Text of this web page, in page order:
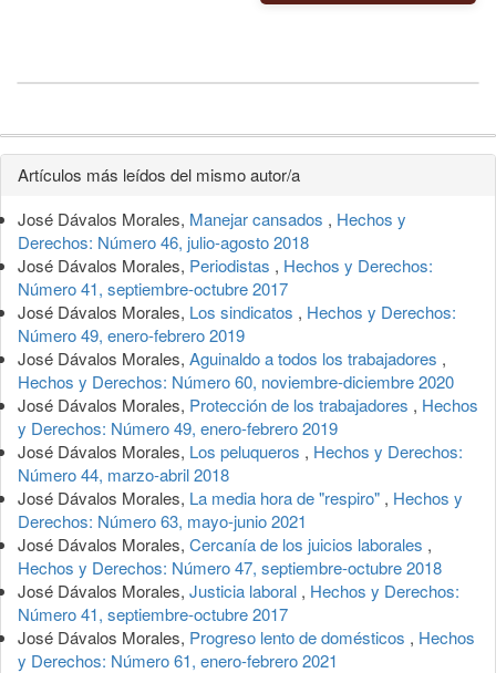
Detalles
del
artículo
Artículos más leídos del mismo autor/a
José Dávalos Morales, Manejar cansados , Hechos y
Derechos: Número 46, julio-agosto 2018
José Dávalos Morales, Periodistas , Hechos y Derechos:
Número 41, septiembre-octubre 2017
José Dávalos Morales, Los sindicatos , Hechos y Derechos:
Número 49, enero-febrero 2019
José Dávalos Morales, Aguinaldo a todos los trabajadores ,
Hechos y Derechos: Número 60, noviembre-diciembre 2020
José Dávalos Morales, Protección de los trabajadores , Hechos
y Derechos: Número 49, enero-febrero 2019
José Dávalos Morales, Los peluqueros , Hechos y Derechos:
Número 44, marzo-abril 2018
José Dávalos Morales, La media hora de "respiro" , Hechos y
Derechos: Número 63, mayo-junio 2021
José Dávalos Morales, Cercanía de los juicios laborales ,
Hechos y Derechos: Número 47, septiembre-octubre 2018
José Dávalos Morales, Justicia laboral , Hechos y Derechos:
Número 41, septiembre-octubre 2017
José Dávalos Morales, Progreso lento de domésticos , Hechos
y Derechos: Número 61, enero-febrero 2021